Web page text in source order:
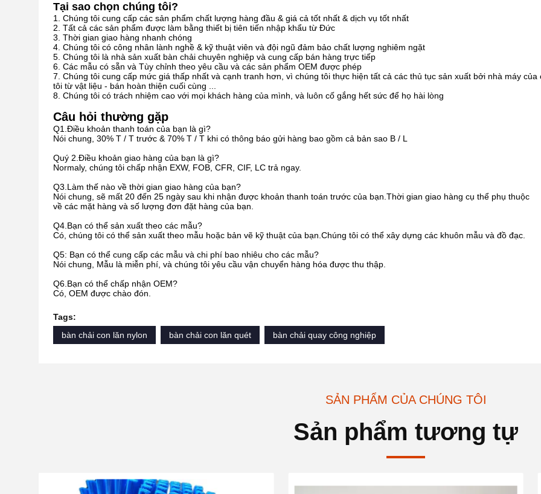
Tại sao chọn chúng tôi?
1. Chúng tôi cung cấp các sản phẩm chất lượng hàng đầu & giá cả tốt nhất & dịch vụ tốt nhất
2. Tất cả các sản phẩm được làm bằng thiết bị tiên tiến nhập khẩu từ Đức
3. Thời gian giao hàng nhanh chóng
4. Chúng tôi có công nhân lành nghề & kỹ thuật viên và đội ngũ đảm bảo chất lượng nghiêm ngặt
5. Chúng tôi là nhà sản xuất bàn chải chuyên nghiệp và cung cấp bán hàng trực tiếp
6. Các mẫu có sẵn và Tùy chỉnh theo yêu cầu và các sản phẩm OEM được phép
7. Chúng tôi cung cấp mức giá thấp nhất và cạnh tranh hơn, vì chúng tôi thực hiện tất cả các thủ tục sản xuất bởi nhà máy của
tôi từ vật liệu - bán hoàn thiện cuối cùng ...
8. Chúng tôi có trách nhiệm cao với mọi khách hàng của mình, và luôn cố gắng hết sức để họ hài lòng
Câu hỏi thường gặp
Q1.Điều khoản thanh toán của bạn là gì?
Nói chung, 30% T / T trước & 70% T / T khi có thông báo gửi hàng bao gồm cả bản sao B / L
Quý 2.Điều khoản giao hàng của bạn là gì?
Normaly, chúng tôi chấp nhận EXW, FOB, CFR, CIF, LC trả ngay.
Q3.Làm thế nào về thời gian giao hàng của bạn?
Nói chung, sẽ mất 20 đến 25 ngày sau khi nhận được khoản thanh toán trước của bạn.Thời gian giao hàng cụ thể phụ thuộc
về các mặt hàng và số lượng đơn đặt hàng của bạn.
Q4.Bạn có thể sản xuất theo các mẫu?
Có, chúng tôi có thể sản xuất theo mẫu hoặc bản vẽ kỹ thuật của bạn.Chúng tôi có thể xây dựng các khuôn mẫu và đồ đạc.
Q5: Bạn có thể cung cấp các mẫu và chi phí bao nhiêu cho các mẫu?
Nói chung, Mẫu là miễn phí, và chúng tôi yêu cầu vận chuyển hàng hóa được thu thập.
Q6.Bạn có thể chấp nhận OEM?
Có, OEM được chào đón.
Tags:
bàn chải con lăn nylon
bàn chải con lăn quét bàn chải quay công nghiệp
SẢN PHẨM CỦA CHÚNG TÔI
Sản phẩm tương tự